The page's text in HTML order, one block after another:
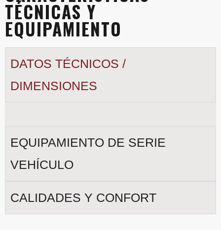
TÉCNICAS Y
EQUIPAMIENTO
DATOS TÉCNICOS /
DIMENSIONES
EQUIPAMIENTO DE SERIE
VEHÍCULO
CALIDADES Y CONFORT